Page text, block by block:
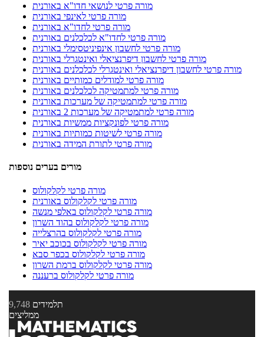
מורה פרטי לנושאי חדו"א באורנית
מורה פרטי לאינפי באורנית
מורה פרטי לחדו"א באורנית
מורה פרטי לחדו"א לכלכלנים באורנית
מורה פרטי לחשבון אינפיניטסימלי באורנית
מורה פרטי לחשבון דיפרנציאלי ואינטגרלי באורנית
מורה פרטי לחשבון דיפרנציאלי ואינטגרלי לכלכלנים באורנית
מורה פרטי למודלים כמותיים באורנית
מורה פרטי למתמטיקה לכלכלנים באורנית
מורה פרטי למתמטיקה של מערכות באורנית
מורה פרטי למתמטיקה של מערכות 2 באורנית
מורה פרטי לפונקציות ממשיות באורנית
מורה פרטי לשיטות כמותיות באורנית
מורה פרטי לתורת המידה באורנית
מורים בערים נוספות
מורה פרטי לקלקולוס
מורה פרטי לקלקולוס באורנית
מורה פרטי לקלקולוס באלפי מנשה
מורה פרטי לקלקולוס בהוד השרון
מורה פרטי לקלקולוס בהרצלייה
מורה פרטי לקלקולוס בכוכב יאיר
מורה פרטי לקלקולוס בכפר סבא
מורה פרטי לקלקולוס ברמת השרון
מורה פרטי לקלקולוס ברעננה
9,748 תלמידים
ממליצים